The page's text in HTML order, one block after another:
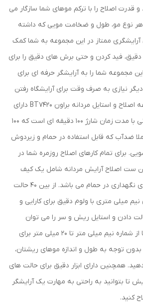
قدرت اصلاح را با ترکم موهای شما سازگار می
هر نوع مو، طول و ضخامت مویی که داشته
آرایشگری ممتاز در این مجموعه به شما کمک
فید کردن و حتی برش های دقیق را برای
مجموعه شما را به آرایشگر حرفه ای برای
نیازی به صرف وقت برای آرایشگاه رفتن
نداشته باشید. این مجموعه اصلاح و استایل مردانه براون BT7420 دارای
باتری قدرتمند لیتیوم یونی با مدت زمان شارژ 100 دقیقه ای است که 100
ضدآب که قابل استفاده در حمام و زیردوش
برای تمام کارهای اصلاح روزمره شما در
ست اصلاح آرایش مردانه شامل یک کیف
نگهداری و پایه شارژی برای نگهداری در حمام می باشد. از بین 40 حالت
میلی متری با ولوم دقیق برای کارایی و
دادن و استایل ریش و سر را می توان
انتخاب کرد. اندازه شانه ها از شماره نیم میلی متر تا 20 میلی متر برای
توجه به طول و اندازه موهای ریشتان،
همچنین دارای ابزار دقیق برای حالت های
تا بتوانید به راحتی به مهارت یک آرایشگر
کنید.